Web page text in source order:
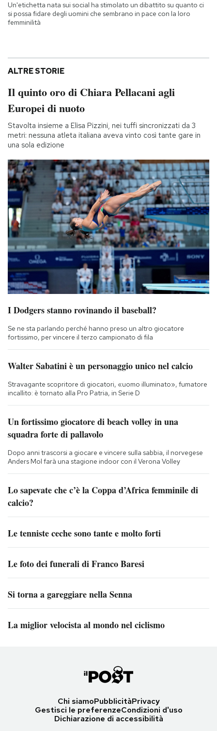
Un'etichetta nata sui social ha stimolato un dibattito su quanto ci
si possa fidare degli uomini che sembrano in pace con la loro
femminilità
ALTRE STORIE
Il quinto oro di Chiara Pellacani agli
Europei di nuoto
Stavolta insieme a Elisa Pizzini, nei tuffi sincronizzati da 3
metri: nessuna atleta italiana aveva vinto così tante gare in
una sola edizione
I Dodgers stanno rovinando il baseball?
Se ne sta parlando perché hanno preso un altro giocatore
fortissimo, per vincere il terzo campionato di fila
Walter Sabatini è un personaggio unico nel calcio
Stravagante scopritore di giocatori, «uomo illuminato», fumatore
incallito: è tornato alla Pro Patria, in Serie D
Un fortissimo giocatore di beach volley in una
squadra forte di pallavolo
Dopo anni trascorsi a giocare e vincere sulla sabbia, il norvegese
Anders Mol farà una stagione indoor con il Verona Volley
Lo sapevate che c’è la Coppa d’Africa femminile di
calcio?
Le tenniste ceche sono tante e molto forti
Le foto dei funerali di Franco Baresi
Si torna a gareggiare nella Senna
La miglior velocista al mondo nel ciclismo
Chi siamoPubblicitàPrivacy
Gestisci le preferenzeCondizioni d'uso
Dichiarazione di accessibilità